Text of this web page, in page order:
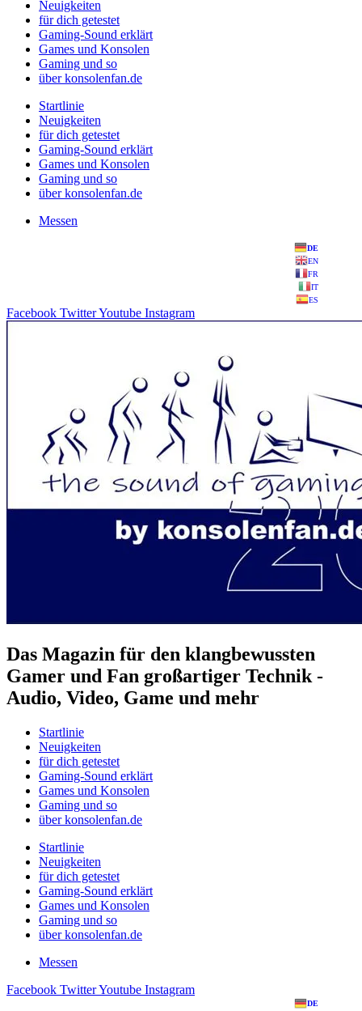
Neuigkeiten
für dich getestet
Gaming-Sound erklärt
Games und Konsolen
Gaming und so
über konsolenfan.de
Startlinie
Neuigkeiten
für dich getestet
Gaming-Sound erklärt
Games und Konsolen
Gaming und so
über konsolenfan.de
Messen
DE
EN
FR
IT
ES
Facebook TwitterYoutube Instagram
Das Magazin für den klangbewussten
Gamer und Fan großartiger Technik -
Audio, Video, Game und mehr
Startlinie
Neuigkeiten
für dich getestet
Gaming-Sound erklärt
Games und Konsolen
Gaming und so
über konsolenfan.de
Startlinie
Neuigkeiten
für dich getestet
Gaming-Sound erklärt
Games und Konsolen
Gaming und so
über konsolenfan.de
Messen
Facebook TwitterYoutube Instagram
DE